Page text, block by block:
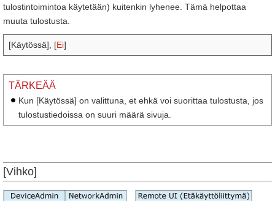
tulostintoimintoa käytetään) kuitenkin lyhenee. Tämä helpottaa
muuta tulostusta.
[Käytössä], [Ei]
TÄRKEÄÄ
Kun [Käytössä] on valittuna, et ehkä voi suorittaa tulostusta, jos
tulostustiedoissa on suuri määrä sivuja.
[Vihko]